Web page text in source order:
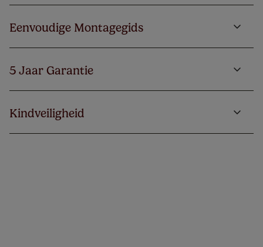
Eenvoudige Montagegids
5 Jaar Garantie
Kindveiligheid